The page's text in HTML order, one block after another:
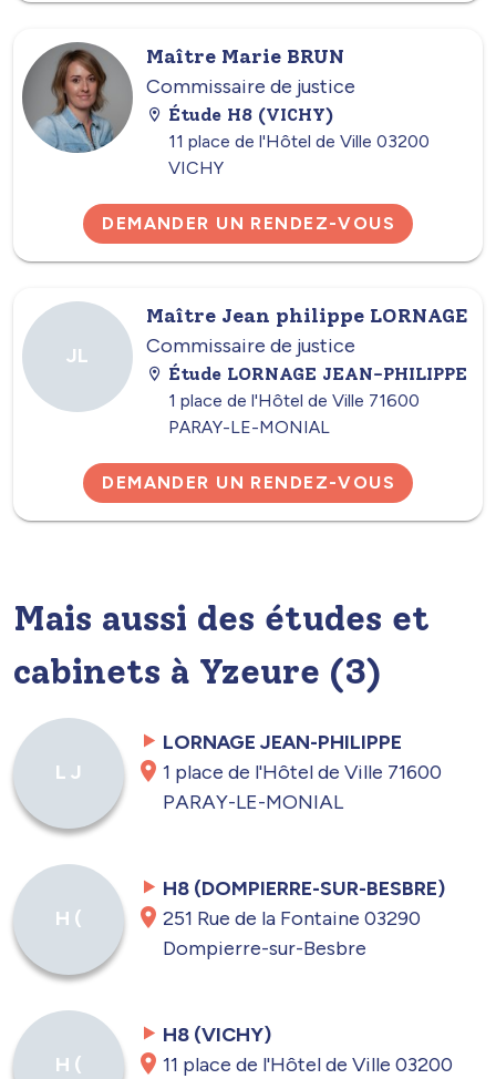
Maître Marie BRUN
Commissaire de justice
Étude H8 (VICHY)
11 place de l'Hôtel de Ville 03200
VICHY
DEMANDER UN RENDEZ-VOUS
JL
Maître Jean philippe LORNAGE
Commissaire de justice
Étude LORNAGE JEAN-PHILIPPE
1 place de l'Hôtel de Ville 71600
PARAY-LE-MONIAL
DEMANDER UN RENDEZ-VOUS
Mais aussi des études et
cabinets à Yzeure (3)
L J
LORNAGE JEAN-PHILIPPE
1 place de l'Hôtel de Ville 71600
PARAY-LE-MONIAL
H (
H8 (DOMPIERRE-SUR-BESBRE)
251 Rue de la Fontaine 03290
Dompierre-sur-Besbre
H (
H8 (VICHY)
11 place de l'Hôtel de Ville 03200